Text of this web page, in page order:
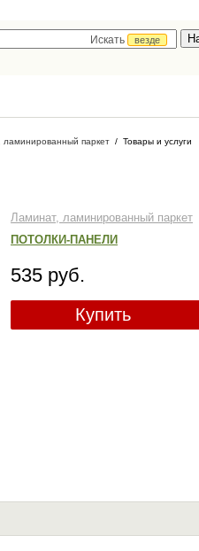
Искать
везде
ламинированный паркет / Товары и услуги
Ламинат, ламинированный паркет
ПОТОЛКИ-ПАНЕЛИ
535 руб.
Купить